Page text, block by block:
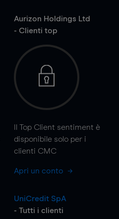
Aurizon Holdings Ltd
- Clienti top
Il Top Client sentiment è
disponibile solo per i
clienti CMC
Apri un conto
UniCredit SpA
- Tutti i clienti